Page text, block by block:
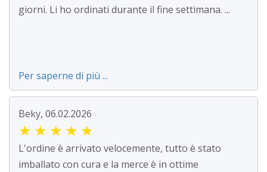
giorni. Li ho ordinati durante il fine settimana. ...
Per saperne di più ...
Beky, 06.02.2026
★ ★ ★ ★ ★
L'ordine è arrivato velocemente, tutto è stato
imballato con cura e la merce è in ottime